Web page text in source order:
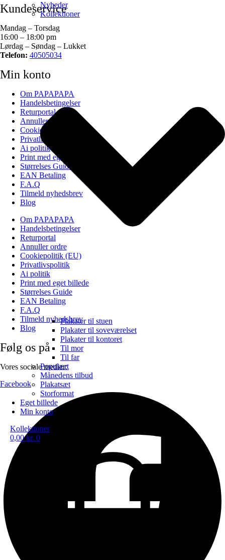
Nyheder
Kollektioner
Plakater til stuen
Plakater til soveværelset
Plakater til kontoret
Til mor
Til far
Populært
Månedens tilbud
Plakatsæt
Storformat
Eget billede
Min konto
Kollektioner
0,00kr. 0
Kundeservice
Mandag – Torsdag
16:00 – 18:00 pm
Lørdag – Søndag – Lukket
Telefon: 40505034
Min konto
Om PAPAPAPA
Handelsbetingelser
Returportal
Annuller ordre
Cookiepolitik (EU)
Privatlivspolitik
Ai politik
Print med eget billede
Størrelses Guide
EAN Betaling
F.A.Q
Tilmeld nyhedsbrev
Blog
Om PAPAPAPA
Handelsbetingelser
Returportal
Annuller ordre
Cookiepolitik (EU)
Privatlivspolitik
Ai politik
Print med eget billede
Størrelses Guide
EAN Betaling
F.A.Q
Tilmeld nyhedsbrev
Blog
Følg os på
Vores sociale medier:
Facebook